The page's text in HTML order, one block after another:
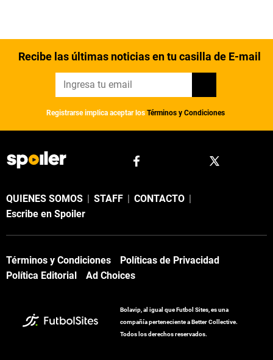
Recibe las últimas noticias en tu casilla de E-mail
Registrarse implica aceptar los Términos y Condiciones
QUIENES SOMOS | STAFF | CONTACTO |
Escribe en Spoiler
Términos y Condiciones
Políticas de Privacidad
Política Editorial
Ad Choices
Bolavip, al igual que Futbol Sites, es una
compañía perteneciente a Better Collective.
Todos los derechos reservados.